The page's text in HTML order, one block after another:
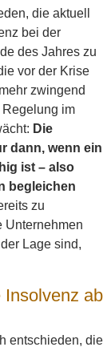
die aktuell
bei der
des Jahres zu
vor der Krise
zwingend
im
Die
dann, wenn ein
ist – also
begleichen
zu
Unternehmen
Lage sind,
Insolvenz ab
entschieden, die